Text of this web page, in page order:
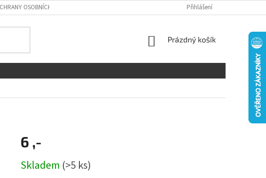
OSOBNÍCH ÚDAJŮ Přihlášení
NÁKUPNÍ
Prázdný košík
6 ,-
cena:
Skladem (>5 ks)